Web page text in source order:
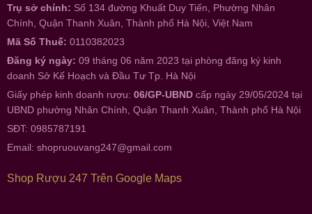
Trụ sở chính: Số 134 đường Khuất Duy Tiến, Phường Nhân
Chính, Quận Thanh Xuân, Thành phố Hà Nội, Việt Nam
Mã Số Thuế: 0110382023
Đăng ký ngày: 09 tháng 06 năm 2023 tại phòng đăng ký kinh
doanh Sở Kế Hoạch và Đầu Tư Tp. Hà Nội
Giấy phép kinh doanh rượu: 06/GP-UBND cấp ngày 29/05/2024 tại
UBND phường Nhân Chính, Quận Thanh Xuân, Thành phố Hà Nội
SĐT: 0985787191
Email: shopruouvang247@gmail.com
Shop Rượu 247 Trên Google Maps